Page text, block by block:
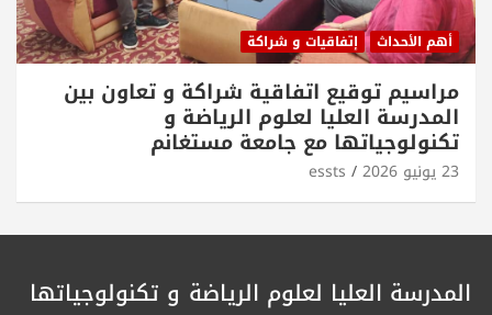
أهم الأحداث إتفاقيات و شراكة
مراسيم توقيع اتفاقية شراكة و تعاون بين
المدرسة العليا لعلوم الرياضة و
تكنولوجياتها مع جامعة مستغانم
23 يونيو 2026 essts
المدرسة العليا لعلوم الرياضة و تكنولوجياتها